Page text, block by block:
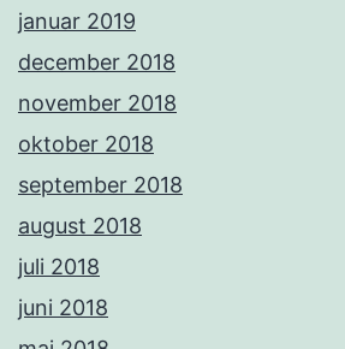
januar 2019
december 2018
november 2018
oktober 2018
september 2018
august 2018
juli 2018
juni 2018